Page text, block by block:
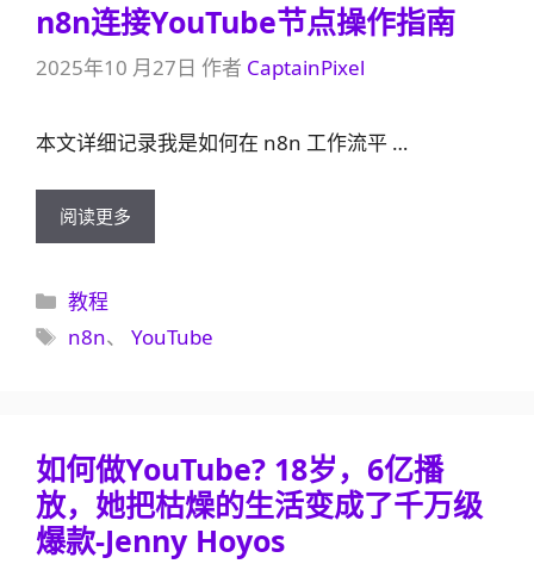
n8n连接YouTube节点操作指南
2025年10 月27日 作者 CaptainPixel
本文详细记录我是如何在 n8n 工作流平 …
阅读更多
分
类
教程
标
n8n、YouTube
如何做YouTube? 18岁，6亿播
放，她把枯燥的生活变成了千万级
爆款-Jenny Hoyos